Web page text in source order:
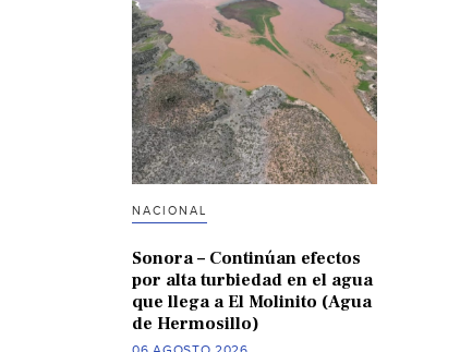
NACIONAL
Sonora – Continúan efectos
por alta turbiedad en el agua
que llega a El Molinito (Agua
de Hermosillo)